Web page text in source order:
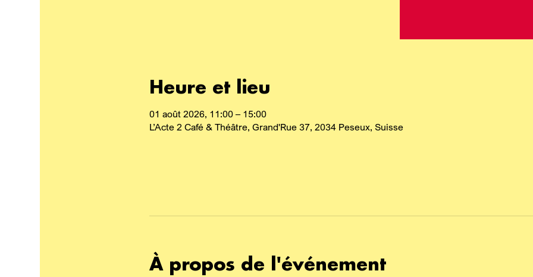
Heure et lieu
01 août 2026, 11:00 – 15:00
L’Acte 2 Café & Théâtre, Grand'Rue 37, 2034 Peseux, Suisse
À propos de l'événement